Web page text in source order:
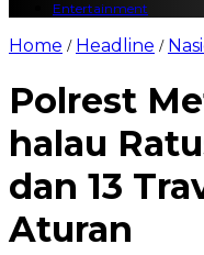
Entertainment
Home / Headline /
Polrest
halau
dan 13
Aturan